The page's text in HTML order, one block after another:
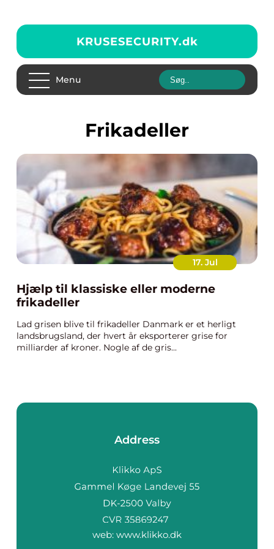
KRUSESECURITY.dk
Menu
frikadeller
17. Jul
Hjælp til klassiske eller moderne
frikadeller
Lad grisen blive til frikadeller Danmark er et herligt
landsbrugsland, der hvert år eksporterer grise for
milliarder af kroner. Nogle af de gris...
Address
web: www.klikko.dk